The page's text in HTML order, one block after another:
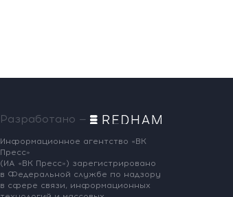
Разработано —
Информационное агентство «ВК
Пресс»
(ИА «ВК Пресс») зарегистрировано
в Федеральной службе по надзору
в сфере связи, информационных